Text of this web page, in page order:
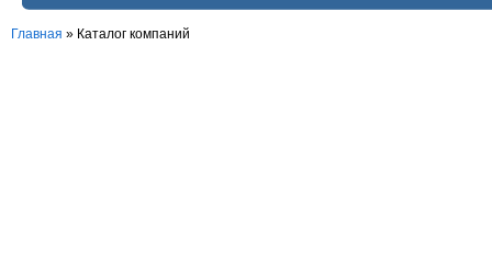
Главная » Каталог компаний